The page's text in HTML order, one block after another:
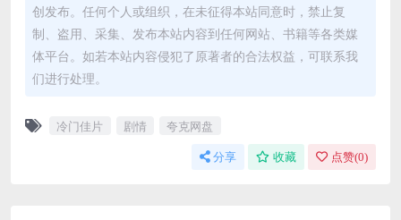
创发布。任何个人或组织，在未征得本站同意时，禁止复
制、盗用、采集、发布本站内容到任何网站、书籍等各类媒
体平台。如若本站内容侵犯了原著者的合法权益，可联系我
们进行处理。
冷门佳片 剧情 夸克网盘
分享 收藏 点赞(0)